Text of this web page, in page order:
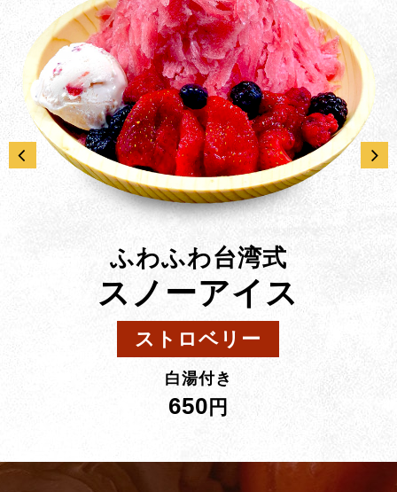
ふわふわ台湾式
スノーアイス
ストロベリー
白湯付き
650 円